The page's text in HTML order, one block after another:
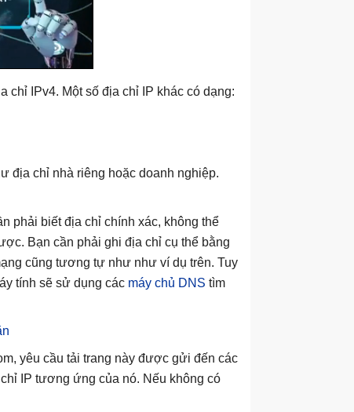
chỉ IPv4. Một số địa chỉ IP khác có dạng:
địa chỉ nhà riêng hoặc doanh nghiệp.
phải biết địa chỉ chính xác, không thể
Bạn cần phải ghi địa chỉ cụ thể bằng
cũng tương tự như như ví dụ trên. Tuy
tính sẽ sử dụng các máy chủ DNS tìm
yêu cầu tải trang này được gửi đến các
IP tương ứng của nó. Nếu không có